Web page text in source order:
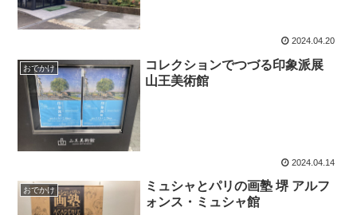
2024.04.20
おでかけ
コレクションでつづる印象派展
山王美術館
2024.04.14
おでかけ
ミュシャとパリの画塾 堺 アルフ
ォンス・ミュシャ館